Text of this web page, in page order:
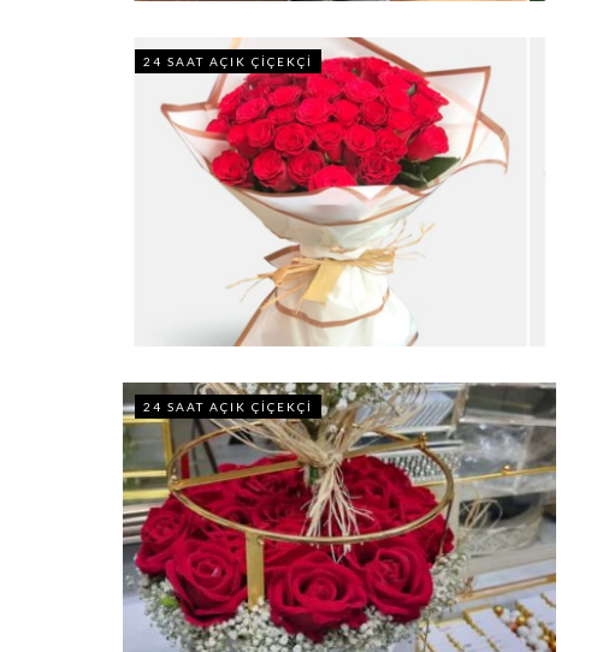
24 SAAT AÇIK ÇIÇEKÇI
24 SAAT AÇIK ÇIÇEKÇI